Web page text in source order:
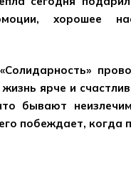
хорошее
ярче и
бывают
побеждает, когда